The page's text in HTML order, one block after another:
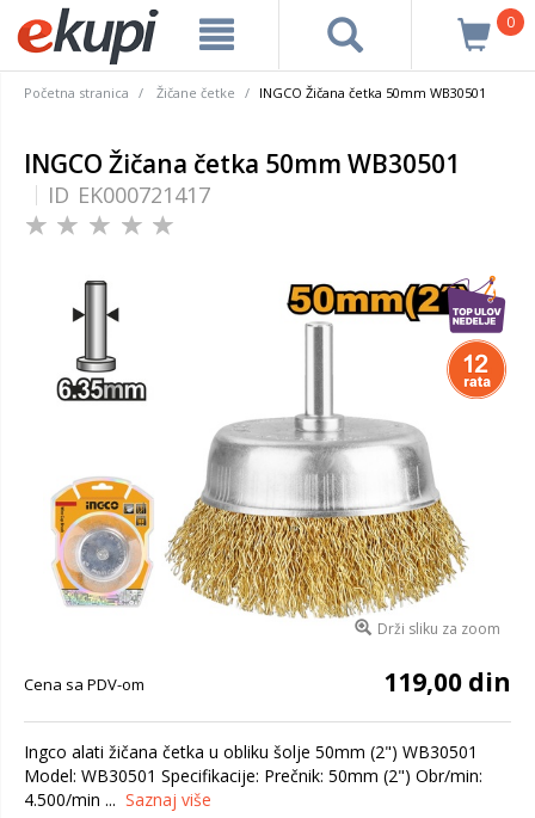
0
Početna stranica Žičane četke INGCO Žičana četka 50mm WB30501
INGCO Žičana četka 50mm WB30501
ID EK000721417
Drži sliku za zoom
Cena sa PDV-om 119,00 din
Ingco alati žičana četka u obliku šolje 50mm (2") WB30501
Model: WB30501 Specifikacije: Prečnik: 50mm (2") Obr/min:
4.500/min ... Saznaj više